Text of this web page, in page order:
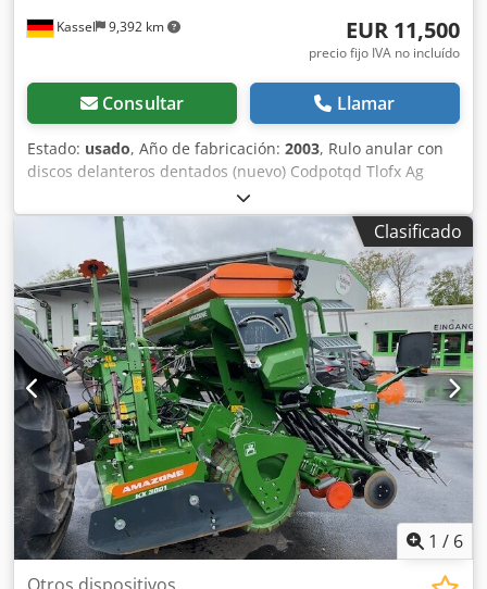
Kassel 9,392 km EUR 11,500
precio fijo IVA no incluído
Consultar Llamar
Estado: usado, Año de fabricación: 2003, Rulo anular con
discos delanteros dentados (nuevo) Codpotqd Tlofx Ag
Clasificado
1 / 6